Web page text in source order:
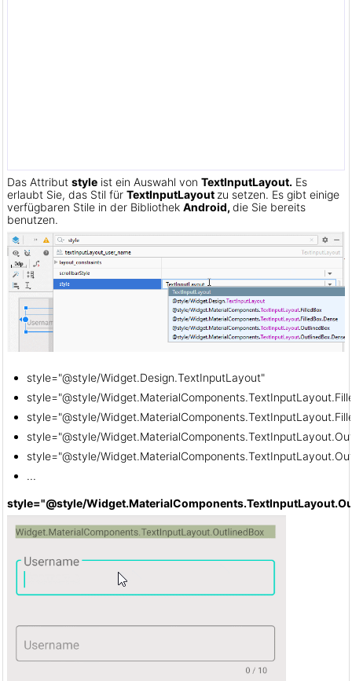
Das Attribut style ist ein Auswahl von TextInputLayout. Es
erlaubt Sie, das Stil für TextInputLayout zu setzen. Es gibt einige
verfügbaren Stile in der Bibliothek Android, die Sie bereits
benutzen.
style="@style/Widget.Design.TextInputLayout"
style="@style/
style="@style/
style="@style/
style="@style/
...
style="@style/